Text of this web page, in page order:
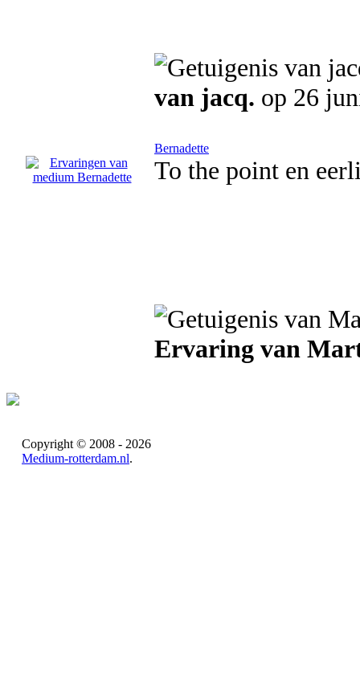
van jacq. op 26
Bernadette
To the point en
Ervaring van
Copyright © 2008 - 2026
Medium-rotterdam.nl.